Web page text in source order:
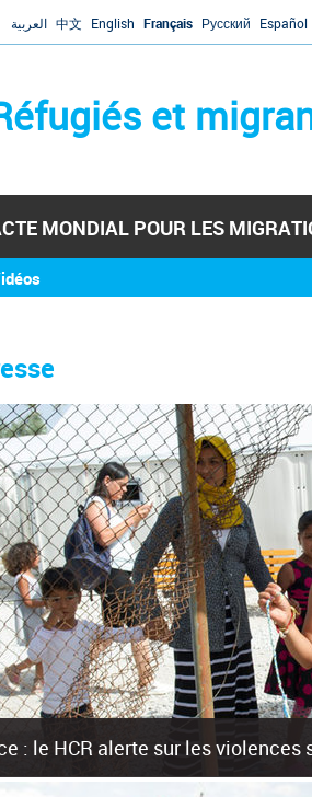
العربية 中文 English Français Русский Español
et
MONDIAL POUR LES
: le HCR alerte sur les